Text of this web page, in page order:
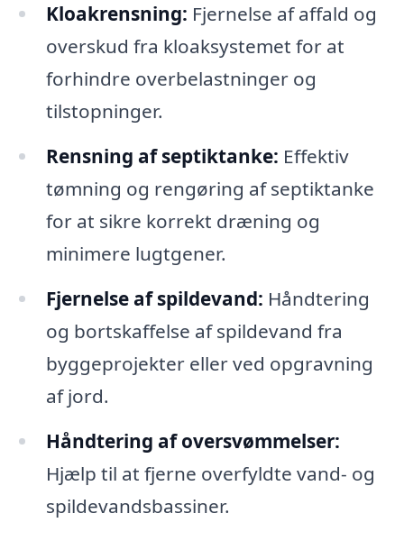
Kloakrensning: Fjernelse af affald og
overskud fra kloaksystemet for at
forhindre overbelastninger og
tilstopninger.
Rensning af septiktanke: Effektiv
tømning og rengøring af septiktanke
for at sikre korrekt dræning og
minimere lugtgener.
Fjernelse af spildevand: Håndtering
og bortskaffelse af spildevand fra
byggeprojekter eller ved opgravning
af jord.
Håndtering af oversvømmelser:
Hjælp til at fjerne overfyldte vand- og
spildevandsbassiner.